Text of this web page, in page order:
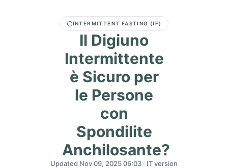
INTERMITTENT FASTING (IF)
Il Digiuno
Intermittente
è Sicuro per
le Persone
con
Spondilite
Anchilosante?
Updated Nov 09, 2025 06:03 · IT version